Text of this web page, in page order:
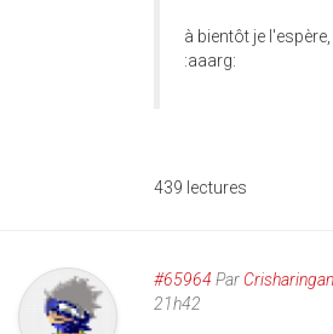
à bientôt je
:aaarg:
439 lectures
#65964 Par Crisharingan
21h42